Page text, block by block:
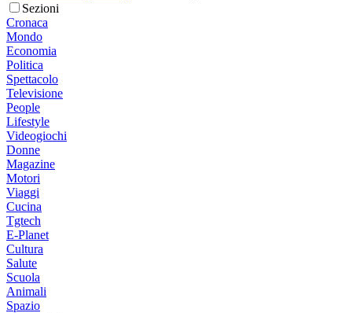
Sezioni
Cronaca
Mondo
Economia
Politica
Spettacolo
Televisione
People
Lifestyle
Videogiochi
Donne
Magazine
Motori
Viaggi
Cucina
Tgtech
E-Planet
Cultura
Salute
Scuola
Animali
Spazio